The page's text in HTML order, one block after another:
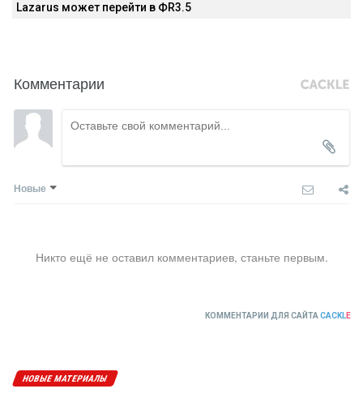
Lazarus может перейти в ФR3.5
Комментарии
Новые
Никто ещё не оставил комментариев, станьте первым.
КОММЕНТАРИИ ДЛЯ САЙТА CACKLE
НОВЫЕ МАТЕРИАЛЫ